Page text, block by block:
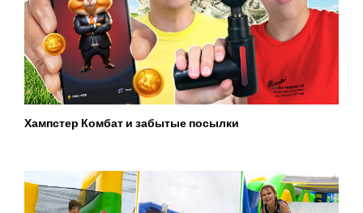
Хампстер Комбат и забытые посылки